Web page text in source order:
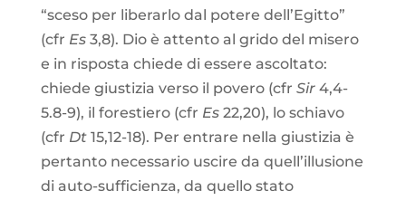
“sceso per liberarlo dal potere dell’Egitto”
(cfr Es3,8). Dio è attento al grido del misero
e in risposta chiede di essere ascoltato:
chiede giustizia verso il povero (cfr Sir 4,4-
5.8-9), il forestiero (cfr Es 22,20), lo schiavo
(cfr Dt 15,12-18). Per entrare nella giustizia è
pertanto necessario uscire da quell’illusione
di auto-sufficienza, da quello stato